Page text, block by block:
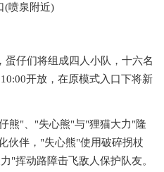
(喷泉附近)
蛋仔们将组成四人小队，十六名
开放，在原模式入口下将新
熊"、"失心熊"与"狸猫大力"隆
伙伴，"失心熊"使用破碎拐杖
"挥动路障击飞敌人保护队友。